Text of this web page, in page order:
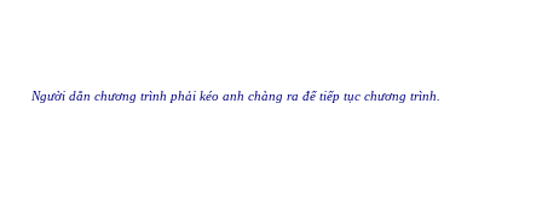
Người dẫn chương trình phải kéo anh chàng ra để tiếp tục chương trình.